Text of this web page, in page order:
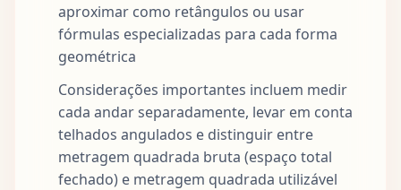
aproximar como retângulos ou usar
fórmulas especializadas para cada forma
geométrica
Considerações importantes incluem medir
cada andar separadamente, levar em conta
telhados angulados e distinguir entre
metragem quadrada bruta (espaço total
fechado) e metragem quadrada utilizável